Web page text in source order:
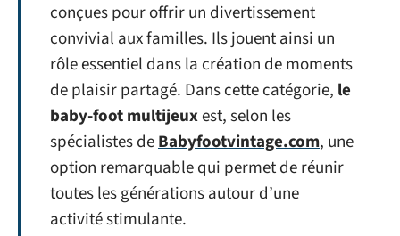
conçues pour offrir un divertissement
convivial aux familles. Ils jouent ainsi un
rôle essentiel dans la création de moments
de plaisir partagé. Dans cette catégorie, le
baby-foot multijeuxest, selon les
spécialistes deBabyfootvintage.com, une
option remarquable qui permet de réunir
toutes les générations autour d’une
activité stimulante.